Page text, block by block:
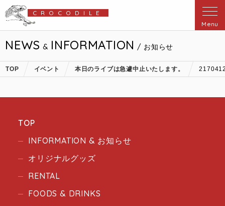
CROCODILE
Menu
NEWS & INFORMATION / お知らせ
TOP イベント 本日のライブは急遽中止いたします。
TOP
INFORMATION & お知らせ
オリジナルグッズ
RENTAL
FOODS & DRINKS